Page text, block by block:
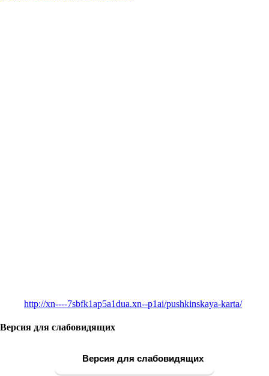
http://xn----7sbfk1ap5a1dua.xn--p1ai/pushkinskaya-karta/
Версия для слабовидящих
Версия для слабовидящих